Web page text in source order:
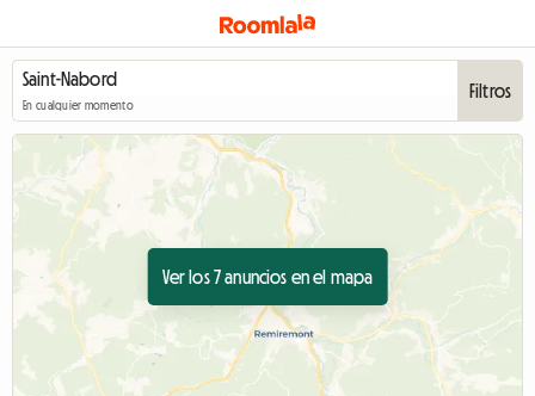
En cualquier momento
Filtros
Ver los 7 anuncios en el mapa